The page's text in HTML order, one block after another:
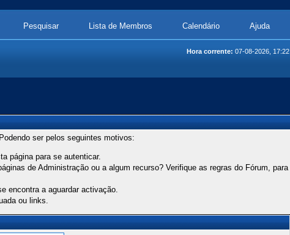
Pesquisar Lista de Membros Calendário Ajuda
Hora corrente: 07-08-2026, 17:22
ser pelos seguintes motivos:
página para se autenticar.
de Administração ou a algum recurso? Verifique as regras do Fórum, para
encontra a aguardar activação.
ou links.